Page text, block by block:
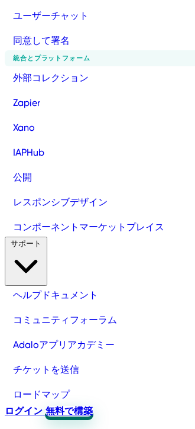
ユーザーチャット
同意して署名
統合とプラットフォーム
外部コレクション
Zapier
Xano
IAPHub
公開
レスポンシブデザイン
コンポーネントマーケットプレイス
ヘルプドキュメント
コミュニティフォーラム
Adaloアプリアカデミー
チケットを送信
ロードマップ
ログイン 無料で構築